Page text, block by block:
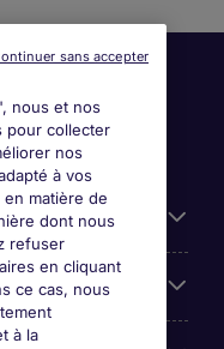
nous et nos
pour collecter
nos
à vos
matière de
dont nous
refuser
en cliquant
ce cas, nous
à la
sans accepter